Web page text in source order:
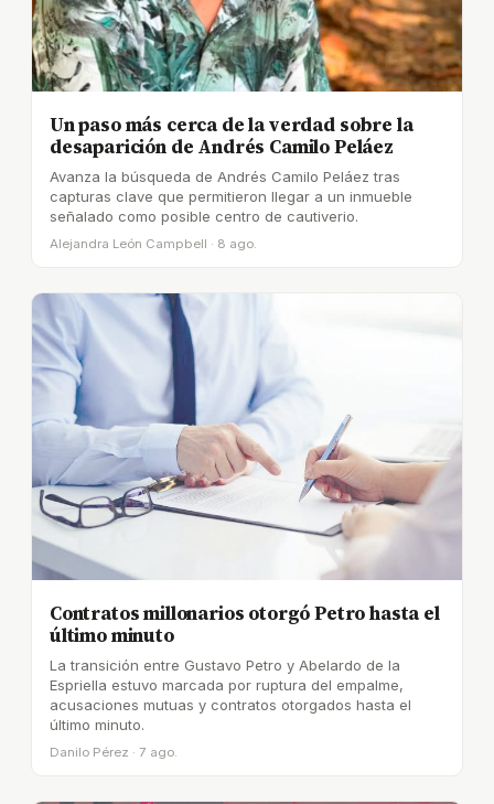
Un paso más cerca de la verdad sobre la
desaparición de Andrés Camilo Peláez
Avanza la búsqueda de Andrés Camilo Peláez tras
capturas clave que permitieron llegar a un inmueble
señalado como posible centro de cautiverio.
Alejandra León Campbell · 8 ago.
Contratos millonarios otorgó Petro hasta el
último minuto
La transición entre Gustavo Petro y Abelardo de la
Espriella estuvo marcada por ruptura del empalme,
acusaciones mutuas y contratos otorgados hasta el
último minuto.
Danilo Pérez · 7 ago.